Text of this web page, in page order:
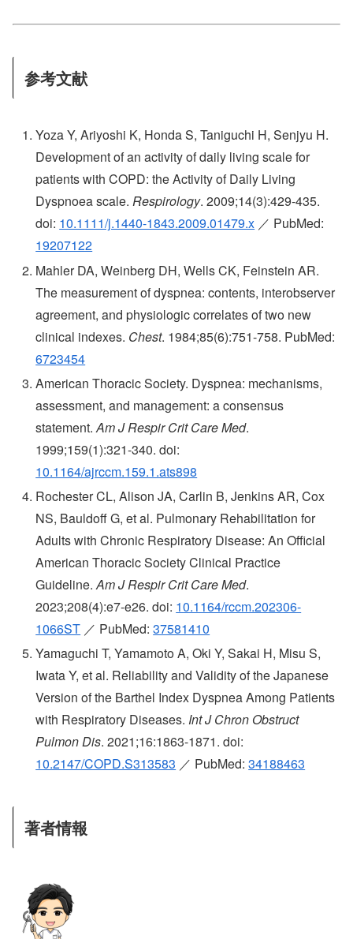
参考文献
Yoza Y, Ariyoshi K, Honda S, Taniguchi H, Senjyu H.
Development of an activity of daily living scale for
patients with COPD: the Activity of Daily Living
Dyspnoea scale.Respirology. 2009;14(3):429-435.
doi: 10.1111/j.1440-1843.2009.01479.x ／ PubMed:
19207122
Mahler DA, Weinberg DH, Wells CK, Feinstein AR.
The measurement of dyspnea: contents, interobserver
agreement, and physiologic correlates of two new
clinical indexes. Chest. 1984;85(6):751-758. PubMed:
6723454
American Thoracic Society. Dyspnea: mechanisms,
assessment, and management: a consensus
statement.Am J Respir Crit Care Med.
1999;159(1):321-340. doi:
10.1164/ajrccm.159.1.ats898
Rochester CL, Alison JA, Carlin B, Jenkins AR, Cox
NS, Bauldoff G, et al. Pulmonary Rehabilitation for
Adults with Chronic Respiratory Disease: An Official
American Thoracic Society Clinical Practice
Guideline.Am J Respir Crit Care Med.
2023;208(4):e7-e26. doi: 10.1164/rccm.202306-
1066ST ／ PubMed:37581410
Yamaguchi T, Yamamoto A, Oki Y, Sakai H, Misu S,
Iwata Y, et al. Reliability and Validity of the Japanese
Version of the Barthel Index Dyspnea Among Patients
with Respiratory Diseases. Int J Chron Obstruct
Pulmon Dis. 2021;16:1863-1871. doi:
10.2147/COPD.S313583 ／ PubMed:34188463
著者情報